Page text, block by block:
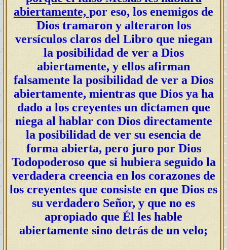
abiertamente, por eso, los enemigos de
Dios tramaron y alteraron los
versículos claros del Libro que niegan
la posibilidad de ver a Dios
abiertamente, y ellos afirman
falsamente la posibilidad de ver a Dios
abiertamente, mientras que Dios ya ha
dado a los creyentes un dictamen que
niega al hablar con Dios directamente
la posibilidad de ver su esencia de
forma abierta, pero juro por Dios
Todopoderoso que si hubiera seguido la
verdadera creencia en los corazones de
los creyentes que consiste en que Dios es
su verdadero Señor, y que no es
apropiado que Él les hable
abiertamente sino detrás de un velo;